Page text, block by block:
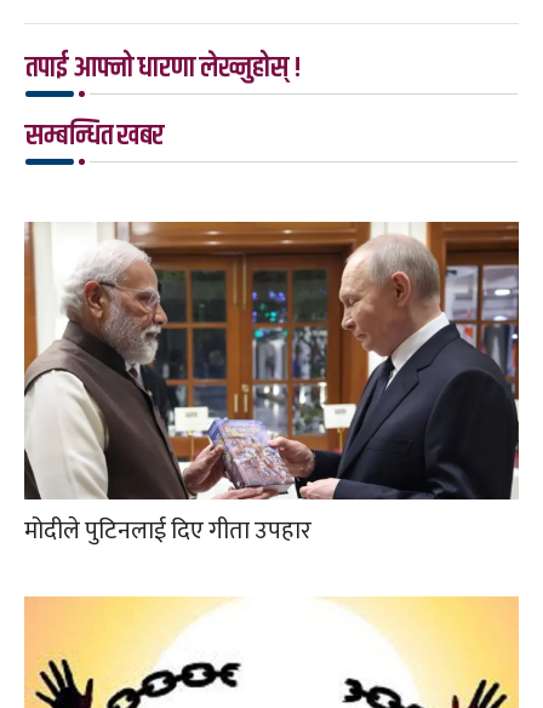
तपाई आफ्नो धारणा लेख्नुहोस् !
सम्बन्धित खबर
मोदीले पुटिनलाई दिए गीता उपहार